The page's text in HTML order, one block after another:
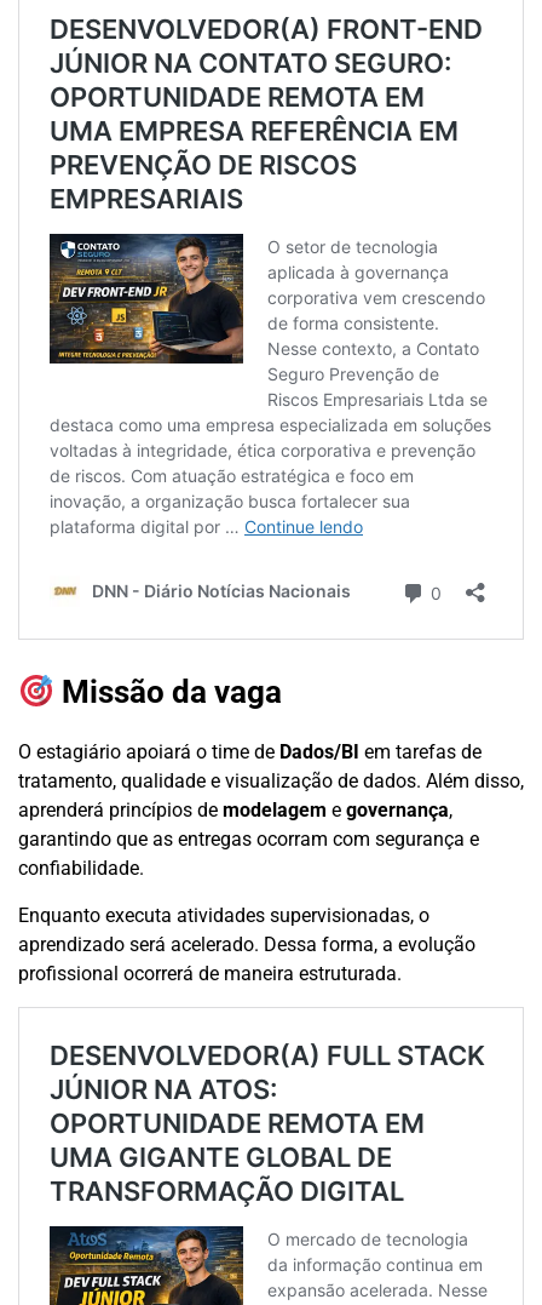
Missão da vaga
O estagiário apoiará o time de Dados/BI em tarefas de
tratamento, qualidade e visualização de dados. Além disso,
aprenderá princípios de modelagem e governança,
garantindo que as entregas ocorram com segurança e
confiabilidade.
Enquanto executa atividades supervisionadas, o
aprendizado será acelerado. Dessa forma, a evolução
profissional ocorrerá de maneira estruturada.